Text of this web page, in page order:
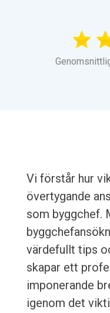
Vi förstår hur
övertygande
som byggchef.
värdefullt tips
skapar ett
imponerande
igenom det